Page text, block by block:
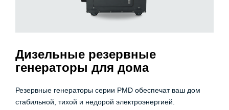
Дизельные резервные
генераторы для дома
Резервные генераторы серии PMD обеспечат ваш дом
стабильной, тихой и недорой электроэнергией.